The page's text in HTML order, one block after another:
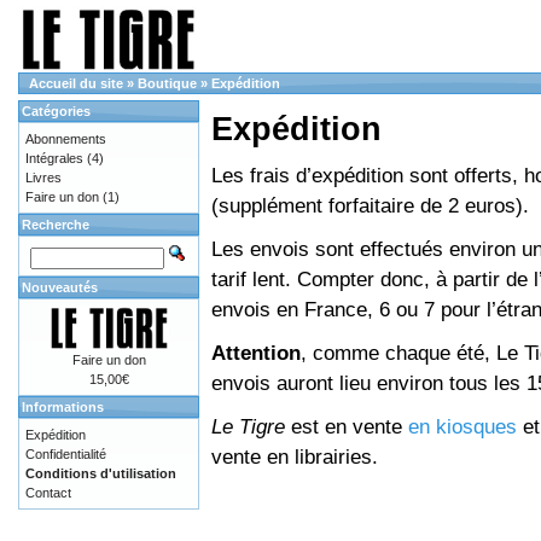
Accueil du site » Boutique » Expédition
Expédition
Les frais d’expédition sont offerts,
(supplément forfaitaire de 2 euros).
Les envois sont effectués environ
tarif lent. Compter donc, à partir de
envois en France, 6 ou 7 pour
Attention, comme chaque été, Le
envois auront lieu environ tous les
Le Tigre est en vente en kiosques
vente en librairies.
Catégories
Abonnements
Intégrales (4)
Livres
Faire un don (1)
Recherche
Nouveautés
Faire un don
15,00€
Informations
Expédition
Confidentialité
Conditions d'utilisation
Contact